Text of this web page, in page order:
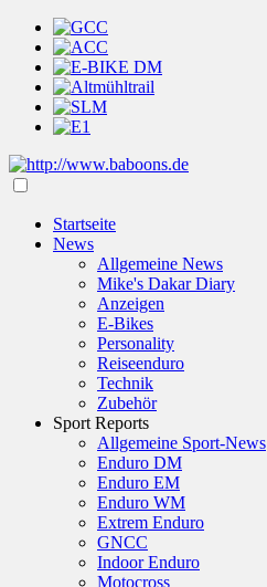
Startseite
News
Allgemeine News
Mike's Dakar Diary
Anzeigen
E-Bikes
Personality
Reiseenduro
Technik
Zubehör
Sport Reports
Allgemeine Sport-News
Enduro DM
Enduro EM
Enduro WM
Extrem Enduro
GNCC
Indoor Enduro
Motocross